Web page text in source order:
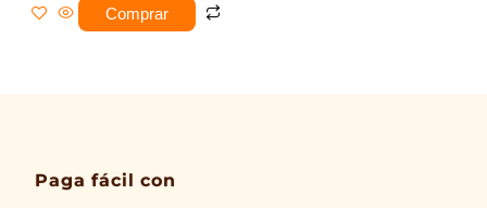
Comprar
Paga fácil con